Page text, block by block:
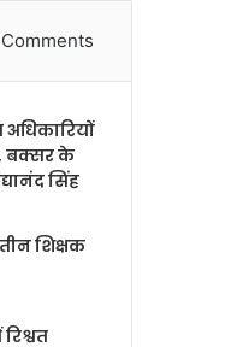
Comments
बक्सर के
सिंह
शिक्षक